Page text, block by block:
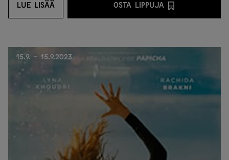
LUE LISÄÄ
LUE LISÄÄ OSTA LIPPUJA
OSTA LIPPUJA
15.9. - 15.9.2023